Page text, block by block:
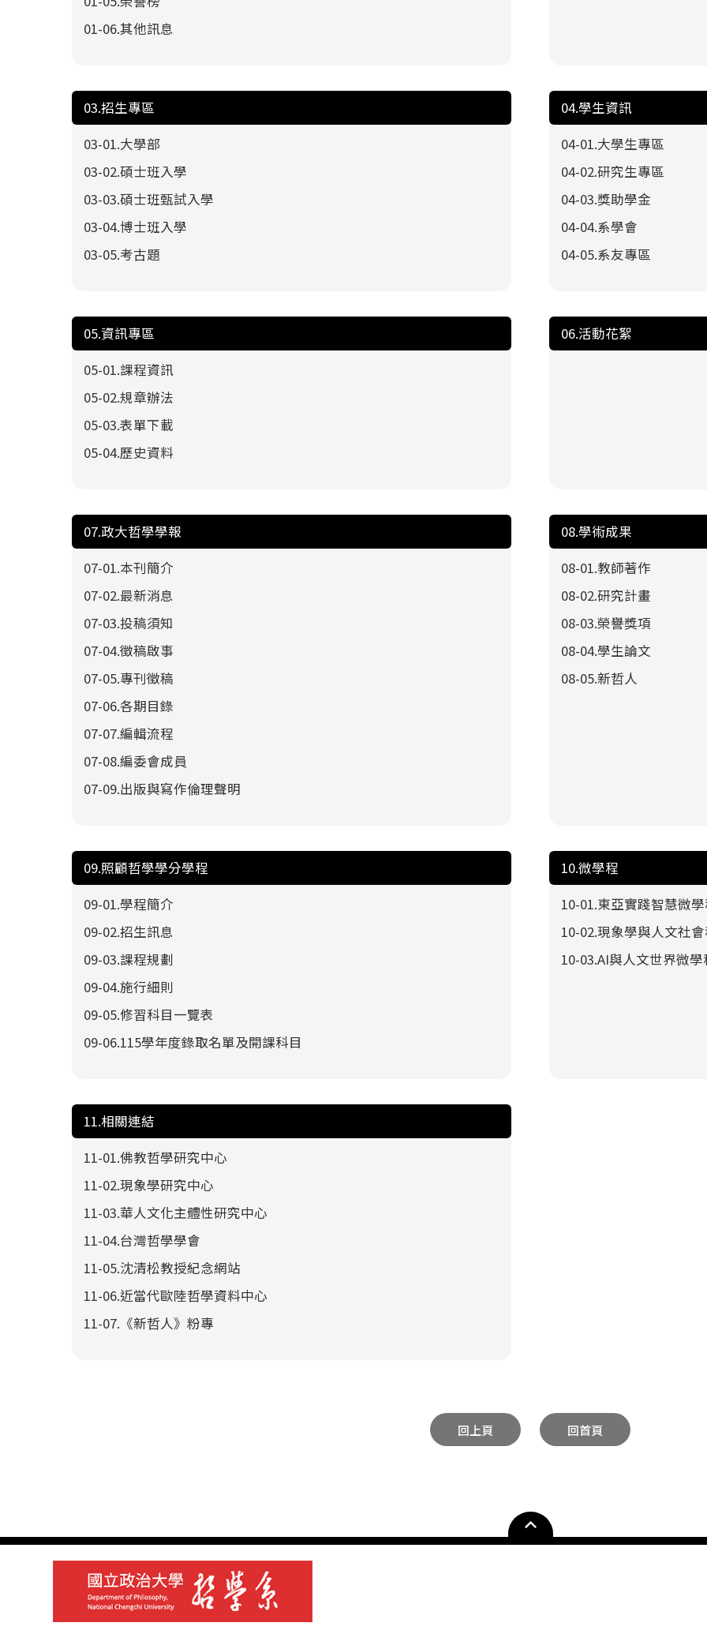
01-06.其他訊息
03.招生專區
03-01.大學部
03-02.碩士班入學
03-03.碩士班甄試入學
03-04.博士班入學
03-05.考古題
04.學生資訊
04-01.大學生專區
04-02.研究生專區
04-03.獎助學金
04-04.系學會
04-05.系友專區
05.資訊專區
05-01.課程資訊
05-02.規章辦法
05-03.表單下載
05-04.歷史資料
06.活動花絮
07.政大哲學學報
07-01.本刊簡介
07-02.最新消息
07-03.投稿須知
07-04.徵稿啟事
07-05.專刊徵稿
07-06.各期目錄
07-07.編輯流程
07-08.編委會成員
07-09.出版與寫作倫理聲明
08.學術成果
08-01.教師著作
08-02.研究計畫
08-03.榮譽獎項
08-04.學生論文
08-05.新哲人
09.照顧哲學學分學程
09-01.學程簡介
09-02.招生訊息
09-03.課程規劃
09-04.施行細則
09-05.修習科目一覽表
09-06.115學年度錄取名單及開課科目
10.微學程
10-01.東亞實踐智慧微
10-02.現象學與人文社
10-03.AI與人文世界微學
11.相關連結
11-01.佛教哲學研究中心
11-02.現象學研究中心
11-03.華人文化主體性研究中心
11-04.台灣哲學學會
11-05.沈清松教授紀念網站
11-06.近當代歐陸哲學資料中心
11-07.《新哲人》粉專
回上頁 回首頁